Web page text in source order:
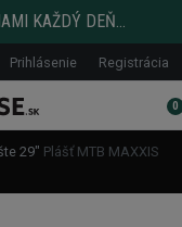
KAŽDÝ DEŇ...
Prihlásenie Registrácia
0
29" Plášť MTB MAXXIS